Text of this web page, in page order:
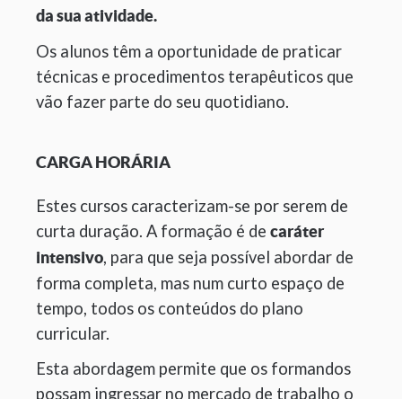
da sua atividade.
Os alunos têm a oportunidade de praticar
técnicas e procedimentos terapêuticos que
vão fazer parte do seu quotidiano.
CARGA HORÁRIA
Estes cursos caracterizam-se por serem de
curta duração. A formação é de caráter
intensivo, para que seja possível abordar de
forma completa, mas num curto espaço de
tempo, todos os conteúdos do plano
curricular.
Esta abordagem permite que os formandos
possam ingressar no mercado de trabalho o